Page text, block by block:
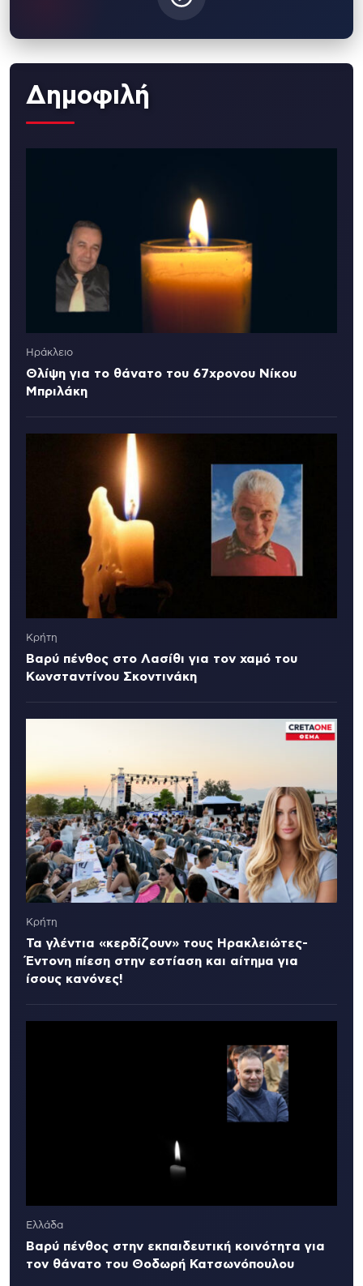
Δημοφιλή
Ηράκλειο
Θλίψη για το θάνατο του 67χρονου Νίκου
Μπριλάκη
Κρήτη
Βαρύ πένθος στο Λασίθι για τον χαμό του
Κωνσταντίνου Σκοντινάκη
Κρήτη
Τα γλέντια «κερδίζουν» τους Ηρακλειώτες-
Έντονη πίεση στην εστίαση και αίτημα για
ίσους κανόνες!
Ελλάδα
Βαρύ πένθος στην εκπαιδευτική κοινότητα για
τον θάνατο του Θοδωρή Κατσωνόπουλου